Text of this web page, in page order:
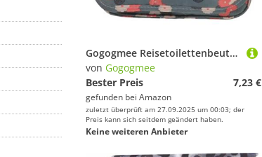
Gogogmee Reisetoilettenbeutel mit Aufhängehaken Faltbare Kosmetiktasche für Unterwegs Multifunktionaler Kulturbeutel zur Praktischen Aufbewahrung von Make up und Pflegeartikeln Blau
von Gogogmee
Bester Preis
7,23 €
gefunden bei Amazon
zuletzt überprüft am 27.09.2025 um 00:03; der
Preis kann sich seitdem geändert haben.
Keine weiteren Anbieter